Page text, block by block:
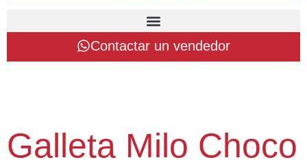
Contactar un vendedor
Galleta Milo Choco